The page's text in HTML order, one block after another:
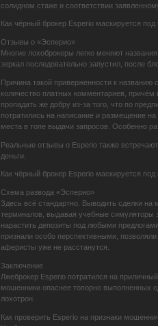
солидном стаже и соответствии
Как чёрный брокер Esperio маскируется под
Отзывы о «Эсперио»
Многие лохоброкеры легко меняют
зеркал последовательно запустил, после
Причина такой приверженности к названию
количество платных комментариев,
пропадать же добру из-за того, что по
потратились на написание и размещение
места в топе выдачи запросов. Особенно
Реальные отзывы о Esperio также
деньги.
Как чёрный брокер Esperio маскируется под
Схема развода «Эсперио»
Здесь всё стандартно. Выводить сделки
терминалов, выдавая учебные симуляторы
нарастить депозиты под любыми
признали особо перспективными,
аферисты уже не расстанутся.
Заключение
Лжеброкер Esperio потратился на
мошенники опаснее топорно выполненных
лохотрон.
Как проверить Esperio на признаки